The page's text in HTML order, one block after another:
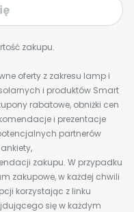
zakupu.
oferty z zakresu lamp i
i produktów Smart
rabatowe, obniżki cen
i prezentacje
partnerów
zakupu. W przypadku
zakupowe, w każdej chwili
korzystając z linku
się w każdym